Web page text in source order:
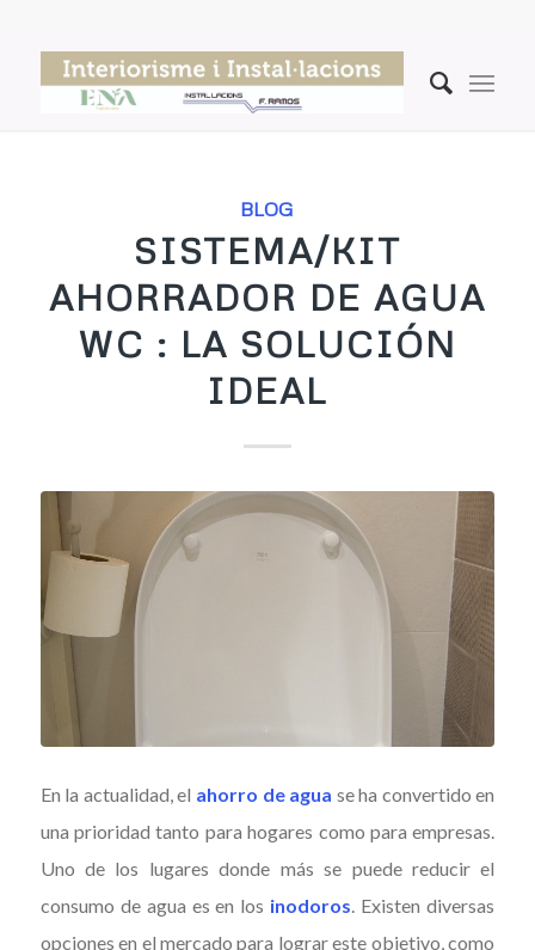
BLOG
SISTEMA/KIT
AHORRADOR DE AGUA
WC : LA SOLUCIÓN
IDEAL
En la actualidad, el ahorro de agua se ha convertido en
una prioridad tanto para hogares como para empresas.
Uno de los lugares donde más se puede reducir el
consumo de agua es en los inodoros. Existen diversas
opciones en el mercado para lograr este objetivo, como